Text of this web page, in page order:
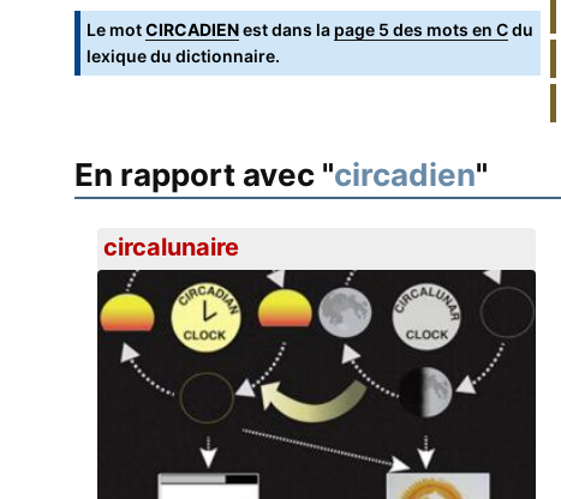
Le motCIRCADIENest dans la page 5 des mots en Cdu
lexique du dictionnaire.
En rapport avec "circadien"
circalunaire